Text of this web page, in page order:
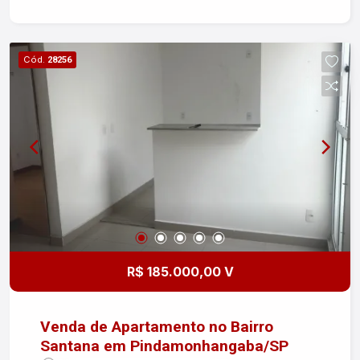
esportivas Segurança e infraestrutura completa
para toda a família Localização privilegiada em
Caraguatatuba, com fácil acesso à praia e aos
principais comércios da região. Garantia de
locação: Seguro Fiança.
Cód. 28256
R$ 185.000,00 V
Venda de Apartamento no Bairro
Santana em Pindamonhangaba/SP